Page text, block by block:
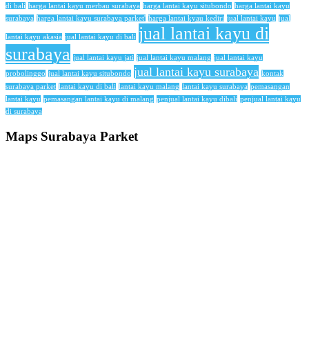
di bali harga lantai kayu merbau surabaya harga lantai kayu situbondo harga lantai kayu
surabaya harga lantai kayu surabaya parket' harga lantai kyau kediri jual lantai kayu jual
lantai kayu akasia jual lantai kayu di bali jual lantai kayu di
surabaya jual lantai kayu jati jual lantai kayu malang jual lantai kayu
probolinggo jual lantai kayu situbondo jual lantai kayu surabaya kontak
surabaya parket lantai kayu di bali lantai kayu malang lantai kayu surabaya pemasangan
lantai kayu pemasangan lantai kayu di malang penjual lantai kayu dibali penjual lantai kayu
di surabaya
Maps Surabaya Parket